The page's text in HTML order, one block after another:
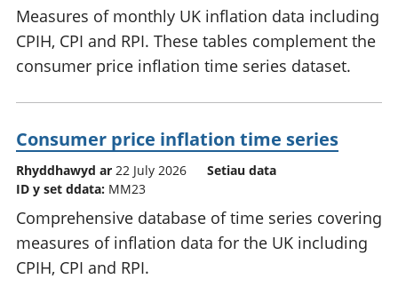
Measures of monthly UK inflation data including
CPIH, CPI and RPI. These tables complement the
consumer price inflation time series dataset.
Consumer price inflation time series
Rhyddhawyd ar 22 July 2026
Setiau data
ID y set ddata: MM23
Comprehensive database of time series covering
measures of inflation data for the UK including
CPIH, CPI and RPI.